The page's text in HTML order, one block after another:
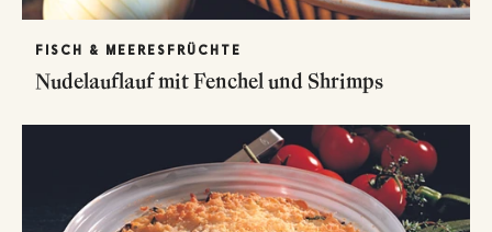
FISCH & MEERESFRÜCHTE
Nudelauflauf mit Fenchel und Shrimps